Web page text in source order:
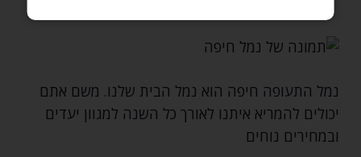
נמל התעופה חיפה הוא נמל הבית שלנו. משם אתם
יכולים להמריא איתנו לאורך כל השנה למגוון יעדים
ובמחירים נוחים